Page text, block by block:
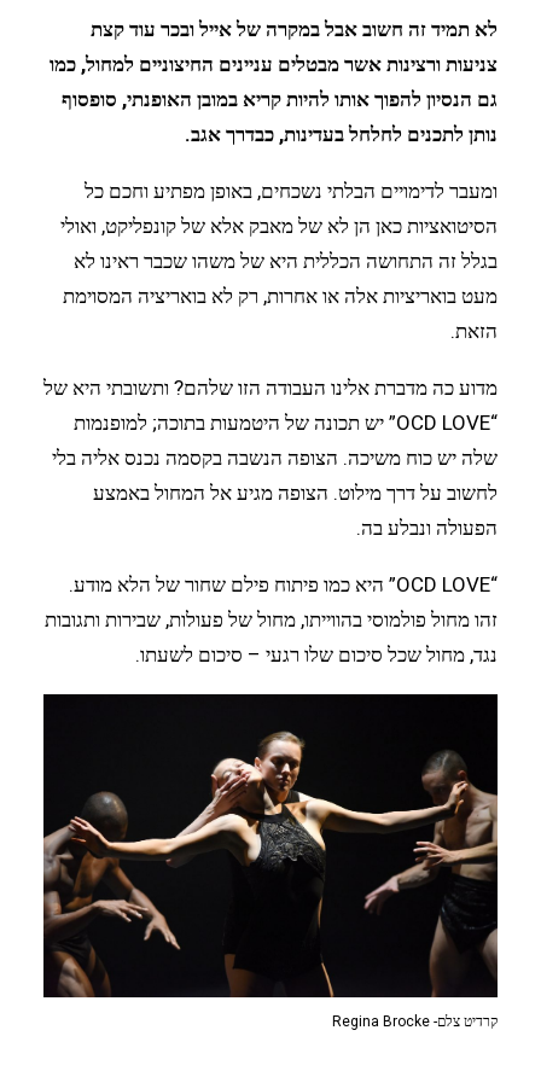
לא תמיד זה חשוב אבל במקרה של אייל ובכר עוד קצת
צניעות ורצינות אשר מבטלים עניינים החיצוניים למחול, כמו
גם הנסיון להפוך אותו להיות קריא במובן האופנתי, סופסוף
נותן לתכנים לחלחל בעדינות, כבדרך אגב.
ומעבר לדימויים הבלתי נשכחים, באופן מפתיע וחכם כל
הסיטואציות כאן הן לא של מאבק אלא של קונפליקט, ואולי
בגלל זה התחושה הכללית היא של משהו שכבר ראינו לא
מעט בואריציות אלה או אחרות, רק לא בואריציה המסוימת
הזאת.
מדוע כה מדברת אלינו העבודה הזו שלהם? ותשובתי היא של
“OCD LOVE” יש תכונה של היטמעות בתוכה; למופנמות
שלה יש כוח משיכה. הצופה הנשבה בקסמה נכנס אליה בלי
לחשוב על דרך מילוט. הצופה מגיע אל המחול באמצע
הפעולה ונבלע בה.
“OCD LOVE” היא כמו פיתוח פילם שחור של הלא מודע.
זהו מחול פולמוסי בהווייתו, מחול של פעולות, שבירות ותגובות
נגד, מחול שכל סיכום שלו רגעי – סיכום לשעתו.
קרדיט צלם- Regina Brocke